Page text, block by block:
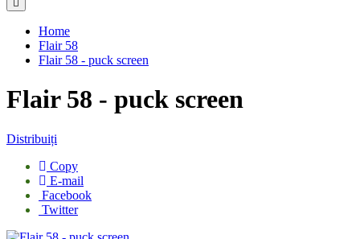
Home
Flair 58
Flair 58 - puck screen
Flair 58 - puck screen
Distribuiți
Copy
E-mail
Facebook
Twitter